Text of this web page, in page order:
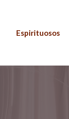
Espirituosos